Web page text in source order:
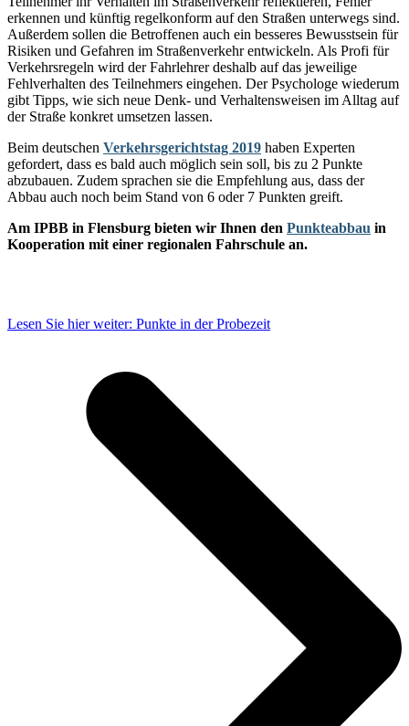
erkennen und künftig regelkonform auf den Straßen unterwegs sind.
Außerdem sollen die Betroffenen auch ein besseres Bewusstsein für
Risiken und Gefahren im Straßenverkehr entwickeln. Als Profi für
Verkehrsregeln wird der Fahrlehrer deshalb auf das jeweilige
Fehlverhalten des Teilnehmers eingehen. Der Psychologe wiederum
gibt Tipps, wie sich neue Denk- und Verhaltensweisen im Alltag auf
der Straße konkret umsetzen lassen.
Beim deutschen Verkehrsgerichtstag 2019 haben Experten
gefordert, dass es bald auch möglich sein soll, bis zu 2 Punkte
abzubauen. Zudem sprachen sie die Empfehlung aus, dass der
Abbau auch noch beim Stand von 6 oder 7 Punkten greift.
Am IPBB in Flensburg bieten wir Ihnen den Punkteabbau in
Kooperation mit einer regionalen Fahrschule an.
Lesen Sie hier weiter: Punkte in der Probezeit